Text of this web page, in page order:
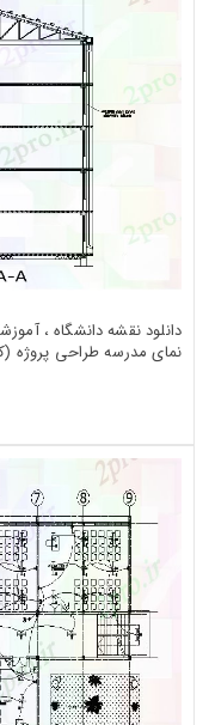
دانلود نقشه دانشگاه ،
نمای مدرسه طراحی پروژه